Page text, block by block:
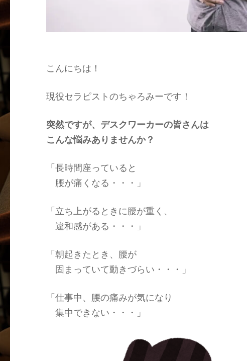
こんにちは！
現役セラピストのちゃろみーです！
突然ですが、デスクワーカーの皆さんは
こんな悩みありませんか？
「長時間座っていると
腰が痛くなる・・・」
「立ち上がるときに腰が重く、
違和感がある・・・」
「朝起きたとき、腰が
固まっていて動きづらい・・・」
「仕事中、腰の痛みが気になり
集中できない・・・」